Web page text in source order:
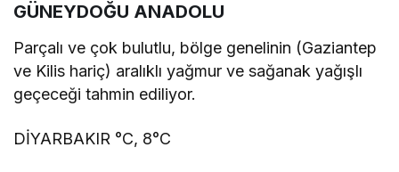
GÜNEYDOĞU ANADOLU
Parçalı ve çok bulutlu, bölge genelinin (Gaziantep
ve Kilis hariç) aralıklı yağmur ve sağanak yağışlı
geçeceği tahmin ediliyor.
DİYARBAKIR °C, 8°C